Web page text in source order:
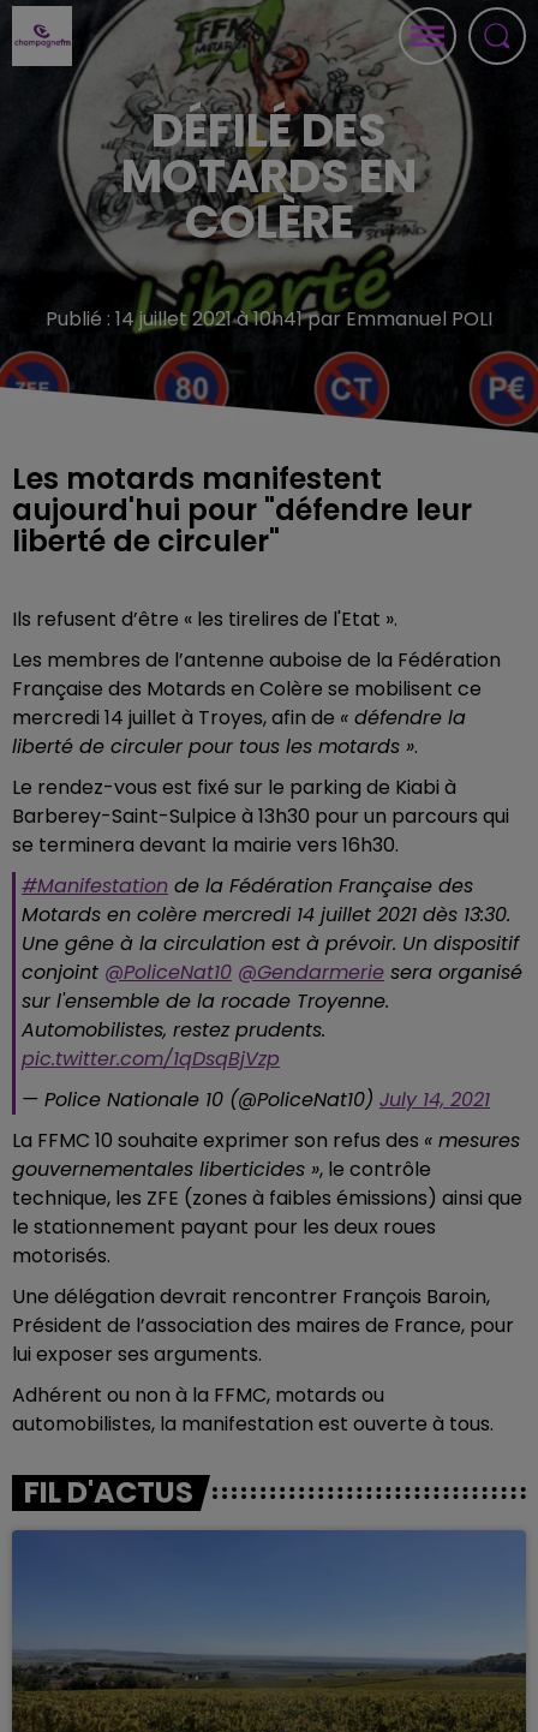
DÉFILÉ DES
MOTARDS EN
COLÈRE
Publié : 14 juillet 2021 à 10h41 par Emmanuel POLI
Les motards manifestent
aujourd'hui pour "défendre leur
liberté de circuler"
Ils refusent d’être « les tirelires de l'Etat ».
Les membres de l’antenne auboise de la Fédération
Française des Motards en Colère se mobilisent ce
mercredi 14 juillet à Troyes, afin de « défendre la
liberté de circuler pour tous les motards ».
Le rendez-vous est fixé sur le parking de Kiabi à
Barberey-Saint-Sulpice à 13h30 pour un parcours qui
se terminera devant la mairie vers 16h30.
#Manifestation de la Fédération Française des
Motards en colère mercredi 14 juillet 2021 dès 13:30.
Une gêne à la circulation est à prévoir. Un dispositif
conjoint @PoliceNat10 @Gendarmerie sera organisé
sur l'ensemble de la rocade Troyenne.
Automobilistes, restez prudents.
pic.twitter.com/1qDsqBjVzp
— Police Nationale 10 (@PoliceNat10) July 14, 2021
La FFMC 10 souhaite exprimer son refus des « mesures
gouvernementales liberticides », le contrôle
technique, les ZFE (zones à faibles émissions) ainsi que
le stationnement payant pour les deux roues
motorisés.
Une délégation devrait rencontrer François Baroin,
Président de l’association des maires de France, pour
lui exposer ses arguments.
Adhérent ou non à la FFMC, motards ou
automobilistes, la manifestation est ouverte à tous.
FIL D'ACTUS